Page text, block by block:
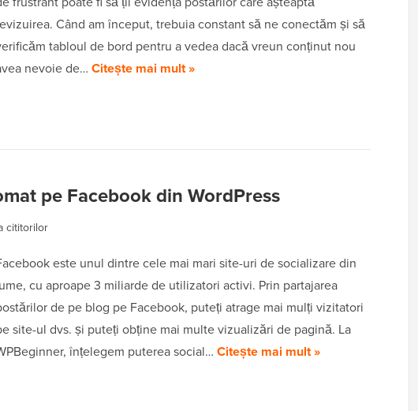
Când am început, trebuia constant să ne conectăm și să
tabloul de bord pentru a vedea dacă vreun conținut nou
nevoie de… Citește mai mult »
pe Facebook din WordPress
cititorilor
este unul dintre cele mai mari site-uri de socializare din
cu aproape 3 miliarde de utilizatori activi. Prin partajarea
de pe blog pe Facebook, puteți atrage mai mulți vizitatori
site-ul dvs. și puteți obține mai multe vizualizări de pagină. La
înțelegem puterea social… Citește mai mult »